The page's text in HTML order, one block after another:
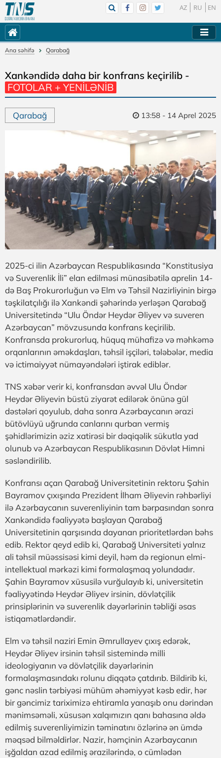
AZ RU EN
Ana səhifə Qarabağ
Xankəndidə daha bir konfrans keçirilib -
FOTOLAR + YENİLƏNİB
Qarabağ 13:58 - 14 Aprel 2025
2025-ci ilin Azərbaycan Respublikasında “Konstitusiya
və Suverenlik İli” elan edilməsi münasibətilə aprelin 14-
də Baş Prokurorluğun və Elm və Təhsil Nazirliyinin birgə
təşkilatçılığı ilə Xankəndi şəhərində yerləşən Qarabağ
Universitetində “Ulu Öndər Heydər Əliyev və suveren
Azərbaycan” mövzusunda konfrans keçirilib.
Konfransda prokurorluq, hüquq mühafizə və məhkəmə
orqanlarının əməkdaşları, təhsil işçiləri, tələbələr, media
və ictimaiyyət nümayəndələri iştirak ediblər.
TNS xəbər verir ki, konfransdan əvvəl Ulu Öndər
Heydər Əliyevin büstü ziyarət edilərək önünə gül
dəstələri qoyulub, daha sonra Azərbaycanın ərazi
bütövlüyü uğrunda canlarını qurban vermiş
şəhidlərimizin əziz xatirəsi bir dəqiqəlik sükutla yad
olunub və Azərbaycan Respublikasının Dövlət Himni
səsləndirilib.
Konfransı açan Qarabağ Universitetinin rektoru Şahin
Bayramov çıxışında Prezident İlham Əliyevin rəhbərliyi
ilə Azərbaycanın suverenliyinin tam bərpasından sonra
Xankəndidə fəaliyyətə başlayan Qarabağ
Universitetinin qarşısında dayanan prioritetlərdən bəhs
edib. Rektor qeyd edib ki, Qarabağ Universiteti yalnız
ali təhsil müəssisəsi kimi deyil, həm də regionun elmi-
intellektual mərkəzi kimi formalaşmaq yolundadır.
Şahin Bayramov xüsusilə vurğulayıb ki, universitetin
fəaliyyətində Heydər Əliyev irsinin, dövlətçilik
prinsiplərinin və suverenlik dəyərlərinin təbliği əsas
istiqamətlərdəndir.
Elm və təhsil naziri Emin Əmrullayev çıxış edərək,
Heydər Əliyev irsinin təhsil sistemində milli
ideologiyanın və dövlətçilik dəyərlərinin
formalaşmasındakı rolunu diqqətə çatdırıb. Bildirib ki,
gənc nəslin tərbiyəsi mühüm əhəmiyyət kəsb edir, hər
bir gəncimiz tariximizə ehtiramla yanaşıb onu dərindən
mənimsəməli, xüsusən xalqımızın qanı bahasına əldə
edilmiş suverenliyimizin təminatını özlərinə ən ümdə
məqsəd bilməldirlər. Nazir, həmçinin Azərbaycanın
işğaldan azad edilmiş ərazilərində, o cümlədən